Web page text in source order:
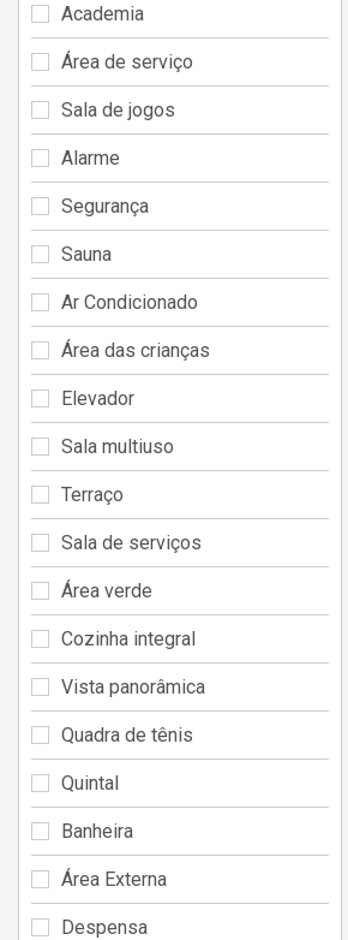
Academia
Área de serviço
Sala de jogos
Alarme
Segurança
Sauna
Ar Condicionado
Área das crianças
Elevador
Sala multiuso
Terraço
Sala de serviços
Área verde
Cozinha integral
Vista panorâmica
Quadra de tênis
Quintal
Banheira
Área Externa
Despensa